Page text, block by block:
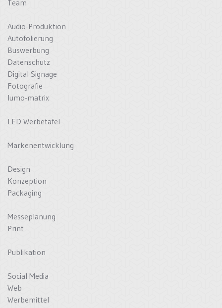
Team
Audio-Produktion
Autofolierung
Buswerbung
Datenschutz
Digital Signage
Fotografie
lumo-matrix
LED Werbetafel
Markenentwicklung
Design
Konzeption
Packaging
Messeplanung
Print
Publikation
Social Media
Web
Werbemittel